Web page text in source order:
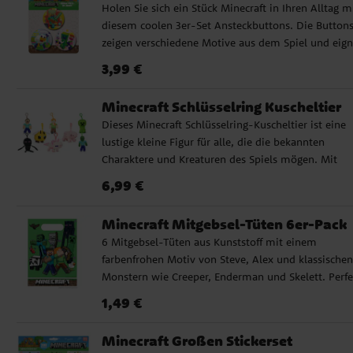
Größe: 17 x 12 cm
Holen Sie sich ein Stück Minecraft in Ihren Alltag
diesem coolen 3er-Set Ansteckbuttons. Die Buttons
zeigen verschiedene Motive aus dem Spiel und
Federmäppchen oder Rucksäcken. Ein cooles kleines
perfektes Geschenk oder eine Überraschung in der
Mitgebsel-Tüte. ✓ Enthält 3 Ansteckbuttons mit
verschiedenen Minecraft-Motiven ✓ Größe: ca. 3,8
im Durchmesser ✓ Einfach mit einer
auf der Rückseite zu befestigen
Preis: 3,99 €
3,99 €
Minecraft Schlüsselring Kuscheltier
Dieses Minecraft Schlüsselring-Kuscheltier ist eine
lustige kleine Figur für alle, die die bekannten
Charaktere und Kreaturen des Spiels mögen. Mit
Befestigungsclip eignet es sich perfekt, um es an
befestigen, sodass ein Stück Minecraft Sie immer
begleiten kann. Die Schlüsselringe werden einzeln
unsortiert verkauft, was es besonders spannend
zu sehen, welche Figur Sie erhalten. Ein schönes
kleines Geschenk oder eine Überraschung, die sich
Gastgeschenktüte oder einen Weihnachtsstrumpf
Preis: 6,99 €
6,99 €
Minecraft Mitgebsel-Tüten 6er-Pack
6 Mitgebsel-Tüten aus Kunststoff mit einem
farbenfrohen Motiv von Steve, Alex und klassischen
Monstern wie Creeper, Enderman und Skelett.
Überraschungen, die die Kinder nach der
nehmen können. Die Tüten sind aus Kunststoff
Preis: 1,49 €
1,49 €
Minecraft Großen Stickerset